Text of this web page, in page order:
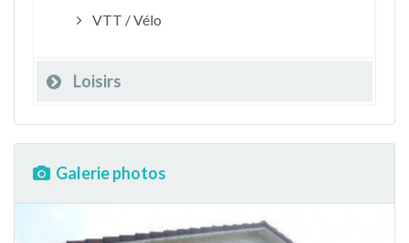
VTT / Vélo
Loisirs
Galerie photos